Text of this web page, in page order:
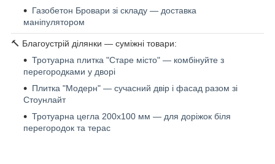
Газобетон Бровари зі складу — доставка
маніпулятором
🔨 Благоустрій ділянки — суміжні товари:
Тротуарна плитка "Старе місто" — комбінуйте з
перегородками у дворі
Плитка "Модерн" — сучасний двір і фасад разом зі
Стоунлайт
Тротуарна цегла 200x100 мм — для доріжок біля
перегородок та терас